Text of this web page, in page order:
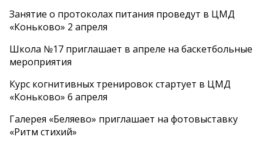
Занятие о протоколах питания проведут в ЦМД
«Коньково» 2 апреля
Школа №17 приглашает в апреле на баскетбольные
мероприятия
Курс когнитивных тренировок стартует в ЦМД
«Коньково» 6 апреля
Галерея «Беляево» приглашает на фотовыставку
«Ритм стихий»